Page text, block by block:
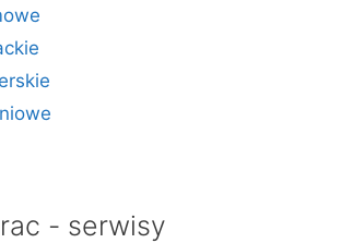
- serwisy